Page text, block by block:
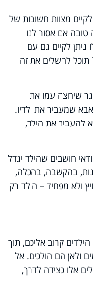
מצוות חשובות של
אם אסור לנו
לקיים גם עם
תוכל להשלים את זה
שיחצה עמו את
שמעביר את ילדיו.
להעביר את הילד,
חושבים שהילד יגדל
בהקשבה, בהכלה,
ולא מפחיד – הילד רק
קרוב אליכם, תוך
ולאן הם הולכים. אל
אלו כצידה לדרך,